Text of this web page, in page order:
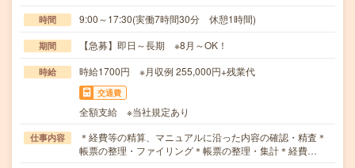
時間 9:00～17:30(実働7時間30分 休憩1時間)
期間 【急募】即日～長期 ※8月～OK！
時給 時給1700円 ※月収例 255,000円+残業代
交通費
全額支給 ※当社規定あり
仕事内容
＊経費等の精算、マニュアルに沿った内容の確認・精査＊
帳票の整理・ファイリング＊帳票の整理・集計＊経費…